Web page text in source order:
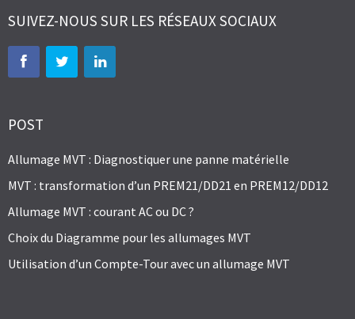
SUIVEZ-NOUS SUR LES RÉSEAUX SOCIAUX
POST
Allumage MVT : Diagnostiquer une panne matérielle
MVT : transformation d’un PREM21/DD21 en PREM12/DD12
Allumage MVT : courant AC ou DC ?
Choix du Diagramme pour les allumages MVT
Utilisation d’un Compte-Tour avec un allumage MVT